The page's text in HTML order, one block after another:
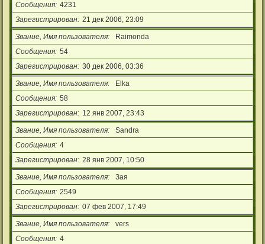
Сообщения 4231
Зарегистрирован 21 дек 2006, 23:09
Звание, Имя пользователя
Raimonda
Сообщения 54
Зарегистрирован 30 дек 2006, 03:36
Звание, Имя пользователя
Elka
Сообщения 58
Зарегистрирован
12 янв 2007, 23:43
Звание, Имя пользователя
Sandra
Сообщения 4
Зарегистрирован 28 янв 2007, 10:50
Звание, Имя пользователя
Зая
Сообщения 2549
Зарегистрирован 07 фев 2007, 17:49
Звание, Имя пользователя
vers
Сообщения 4